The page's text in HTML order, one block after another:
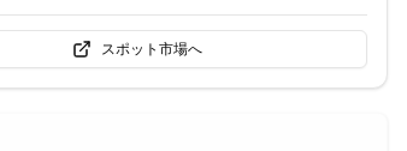
スポット市場へ